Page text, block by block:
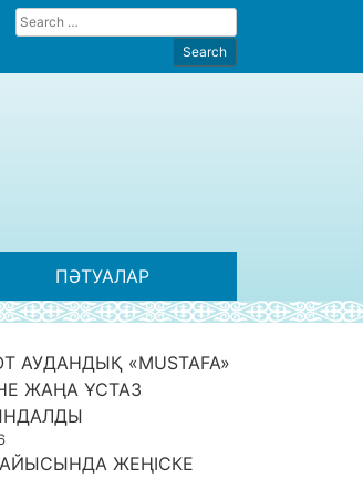
ПӘТУАЛАР
АУДАНДЫҚ «MUSTAFA»
ЖАҢА ҰСТАЗ
ЖЕҢІСКЕ